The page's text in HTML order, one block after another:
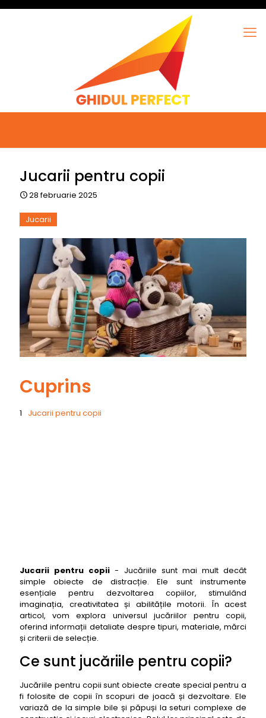
Jucarii pentru copii
28 februarie 2025
Jucarii
Cuprins
Jucarii pentru copii
Jucarii pentru copii - Jucăriile sunt mai mult decât
simple obiecte de distracție. Ele sunt instrumente
esențiale pentru dezvoltarea copiilor, stimulând
imaginația, creativitatea și abilitățile motorii. În acest
articol, vom explora universul jucăriilor pentru copii,
oferind informații detaliate despre tipuri, materiale, mărci
și criterii de selecție.
Ce sunt jucăriile pentru copii?
Jucăriile pentru copii sunt obiecte create special pentru a
fi folosite de copii în scopuri de joacă și dezvoltare. Ele
variază de la simple bile și păpuși la seturi complexe de